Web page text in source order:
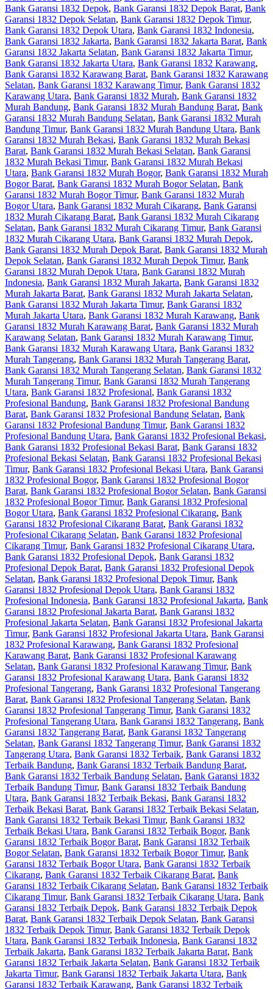
Bank Garansi 1832 Depok, Bank Garansi 1832 Depok Barat, Bank
Garansi 1832 Depok Selatan, Bank Garansi 1832 Depok Timur,
Bank Garansi 1832 Depok Utara, Bank Garansi 1832 Indonesia,
Bank Garansi 1832 Jakarta, Bank Garansi 1832 Jakarta Barat, Bank
Garansi 1832 Jakarta Selatan, Bank Garansi 1832 Jakarta Timur,
Bank Garansi 1832 Jakarta Utara, Bank Garansi 1832 Karawang,
Bank Garansi 1832 Karawang Barat, Bank Garansi 1832 Karawang
Selatan, Bank Garansi 1832 Karawang Timur, Bank Garansi 1832
Karawang Utara, Bank Garansi 1832 Murah, Bank Garansi 1832
Murah Bandung, Bank Garansi 1832 Murah Bandung Barat, Bank
Garansi 1832 Murah Bandung Selatan, Bank Garansi 1832 Murah
Bandung Timur, Bank Garansi 1832 Murah Bandung Utara, Bank
Garansi 1832 Murah Bekasi, Bank Garansi 1832 Murah Bekasi
Barat, Bank Garansi 1832 Murah Bekasi Selatan, Bank Garansi
1832 Murah Bekasi Timur, Bank Garansi 1832 Murah Bekasi
Utara, Bank Garansi 1832 Murah Bogor, Bank Garansi 1832 Murah
Bogor Barat, Bank Garansi 1832 Murah Bogor Selatan, Bank
Garansi 1832 Murah Bogor Timur, Bank Garansi 1832 Murah
Bogor Utara, Bank Garansi 1832 Murah Cikarang, Bank Garansi
1832 Murah Cikarang Barat, Bank Garansi 1832 Murah Cikarang
Selatan, Bank Garansi 1832 Murah Cikarang Timur, Bank Garansi
1832 Murah Cikarang Utara, Bank Garansi 1832 Murah Depok,
Bank Garansi 1832 Murah Depok Barat, Bank Garansi 1832 Murah
Depok Selatan, Bank Garansi 1832 Murah Depok Timur, Bank
Garansi 1832 Murah Depok Utara, Bank Garansi 1832 Murah
Indonesia, Bank Garansi 1832 Murah Jakarta, Bank Garansi 1832
Murah Jakarta Barat, Bank Garansi 1832 Murah Jakarta Selatan,
Bank Garansi 1832 Murah Jakarta Timur, Bank Garansi 1832
Murah Jakarta Utara, Bank Garansi 1832 Murah Karawang, Bank
Garansi 1832 Murah Karawang Barat, Bank Garansi 1832 Murah
Karawang Selatan, Bank Garansi 1832 Murah Karawang Timur,
Bank Garansi 1832 Murah Karawang Utara, Bank Garansi 1832
Murah Tangerang, Bank Garansi 1832 Murah Tangerang Barat,
Bank Garansi 1832 Murah Tangerang Selatan, Bank Garansi 1832
Murah Tangerang Timur, Bank Garansi 1832 Murah Tangerang
Utara, Bank Garansi 1832 Profesional, Bank Garansi 1832
Profesional Bandung, Bank Garansi 1832 Profesional Bandung
Barat, Bank Garansi 1832 Profesional Bandung Selatan, Bank
Garansi 1832 Profesional Bandung Timur, Bank Garansi 1832
Profesional Bandung Utara, Bank Garansi 1832 Profesional Bekasi,
Bank Garansi 1832 Profesional Bekasi Barat, Bank Garansi 1832
Profesional Bekasi Selatan, Bank Garansi 1832 Profesional Bekasi
Timur, Bank Garansi 1832 Profesional Bekasi Utara, Bank Garansi
1832 Profesional Bogor, Bank Garansi 1832 Profesional Bogor
Barat, Bank Garansi 1832 Profesional Bogor Selatan, Bank Garansi
1832 Profesional Bogor Timur, Bank Garansi 1832 Profesional
Bogor Utara, Bank Garansi 1832 Profesional Cikarang, Bank
Garansi 1832 Profesional Cikarang Barat, Bank Garansi 1832
Profesional Cikarang Selatan, Bank Garansi 1832 Profesional
Cikarang Timur, Bank Garansi 1832 Profesional Cikarang Utara,
Bank Garansi 1832 Profesional Depok, Bank Garansi 1832
Profesional Depok Barat, Bank Garansi 1832 Profesional Depok
Selatan, Bank Garansi 1832 Profesional Depok Timur, Bank
Garansi 1832 Profesional Depok Utara, Bank Garansi 1832
Profesional Indonesia, Bank Garansi 1832 Profesional Jakarta, Bank
Garansi 1832 Profesional Jakarta Barat, Bank Garansi 1832
Profesional Jakarta Selatan, Bank Garansi 1832 Profesional Jakarta
Timur, Bank Garansi 1832 Profesional Jakarta Utara, Bank Garansi
1832 Profesional Karawang, Bank Garansi 1832 Profesional
Karawang Barat, Bank Garansi 1832 Profesional Karawang
Selatan, Bank Garansi 1832 Profesional Karawang Timur, Bank
Garansi 1832 Profesional Karawang Utara, Bank Garansi 1832
Profesional Tangerang, Bank Garansi 1832 Profesional Tangerang
Barat, Bank Garansi 1832 Profesional Tangerang Selatan, Bank
Garansi 1832 Profesional Tangerang Timur, Bank Garansi 1832
Profesional Tangerang Utara, Bank Garansi 1832 Tangerang, Bank
Garansi 1832 Tangerang Barat, Bank Garansi 1832 Tangerang
Selatan, Bank Garansi 1832 Tangerang Timur, Bank Garansi 1832
Tangerang Utara, Bank Garansi 1832 Terbaik, Bank Garansi 1832
Terbaik Bandung, Bank Garansi 1832 Terbaik Bandung Barat,
Bank Garansi 1832 Terbaik Bandung Selatan, Bank Garansi 1832
Terbaik Bandung Timur, Bank Garansi 1832 Terbaik Bandung
Utara, Bank Garansi 1832 Terbaik Bekasi, Bank Garansi 1832
Terbaik Bekasi Barat, Bank Garansi 1832 Terbaik Bekasi Selatan,
Bank Garansi 1832 Terbaik Bekasi Timur, Bank Garansi 1832
Terbaik Bekasi Utara, Bank Garansi 1832 Terbaik Bogor, Bank
Garansi 1832 Terbaik Bogor Barat, Bank Garansi 1832 Terbaik
Bogor Selatan, Bank Garansi 1832 Terbaik Bogor Timur, Bank
Garansi 1832 Terbaik Bogor Utara, Bank Garansi 1832 Terbaik
Cikarang, Bank Garansi 1832 Terbaik Cikarang Barat, Bank
Garansi 1832 Terbaik Cikarang Selatan, Bank Garansi 1832 Terbaik
Cikarang Timur, Bank Garansi 1832 Terbaik Cikarang Utara, Bank
Garansi 1832 Terbaik Depok, Bank Garansi 1832 Terbaik Depok
Barat, Bank Garansi 1832 Terbaik Depok Selatan, Bank Garansi
1832 Terbaik Depok Timur, Bank Garansi 1832 Terbaik Depok
Utara, Bank Garansi 1832 Terbaik Indonesia, Bank Garansi 1832
Terbaik Jakarta, Bank Garansi 1832 Terbaik Jakarta Barat, Bank
Garansi 1832 Terbaik Jakarta Selatan, Bank Garansi 1832 Terbaik
Jakarta Timur, Bank Garansi 1832 Terbaik Jakarta Utara, Bank
Garansi 1832 Terbaik Karawang, Bank Garansi 1832 Terbaik